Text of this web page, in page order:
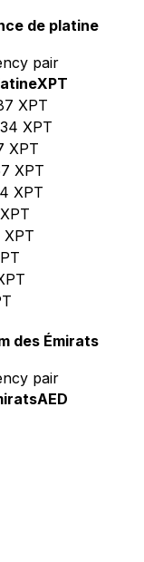
de platine
pair
XPT
XPT
XPT
XPT
XPT
XPT
XPT
XPT
des Émirats
pair
AED